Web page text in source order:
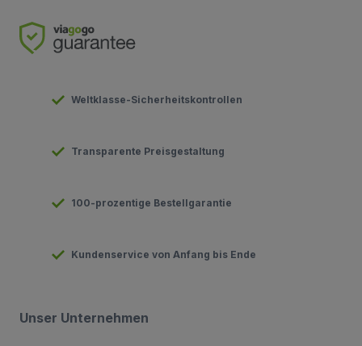
Weltklasse-Sicherheitskontrollen
Transparente Preisgestaltung
100-prozentige Bestellgarantie
Kundenservice von Anfang bis Ende
Unser Unternehmen